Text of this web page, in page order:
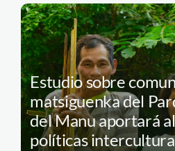
Estudio sobre
matsiguenka del
del Manu aportará
políticas